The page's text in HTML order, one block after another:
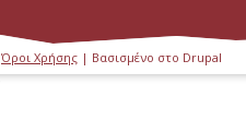
Όροι Χρήσης | Βασισμένο στο Drupal